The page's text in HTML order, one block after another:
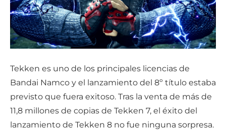
Tekken es uno de los principales licencias de
Bandai Namco y el lanzamiento del 8º título estaba
previsto que fuera exitoso. Tras la venta de más de
11,8 millones de copias de Tekken 7, el éxito del
lanzamiento de Tekken 8 no fue ninguna sorpresa.